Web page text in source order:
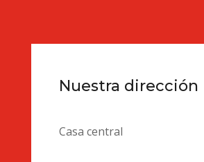
Nuestra dirección
Casa central